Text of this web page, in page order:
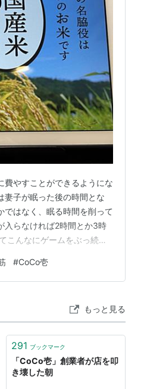
費やすことができるようにな
妻子が眠った後の時間とな
はなく、眠る時間を削って
入らなければ2時間とか3時
こんなにゲームをぶっ続け
とも同じなのかもしれない
と…
#CoCo壱
もっと見る
291 ブックマーク
「CoCo壱」創業者が店を叩
き壊した朝